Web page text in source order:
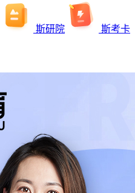
斯研院 斯考卡